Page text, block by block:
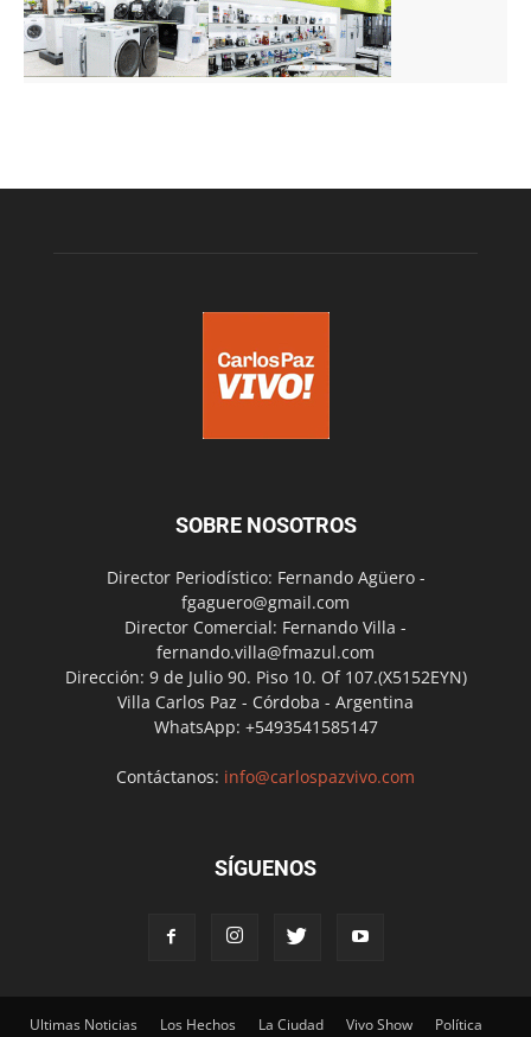
SOBRE NOSOTROS
Director Periodístico: Fernando Agüero -
fgaguero@gmail.com
Director Comercial: Fernando Villa -
fernando.villa@fmazul.com
Dirección: 9 de Julio 90. Piso 10. Of 107.(X5152EYN)
Villa Carlos Paz - Córdoba - Argentina
WhatsApp: +5493541585147
Contáctanos: info@carlospazvivo.com
SÍGUENOS
Ultimas Noticias Los Hechos La Ciudad Vivo Show Política